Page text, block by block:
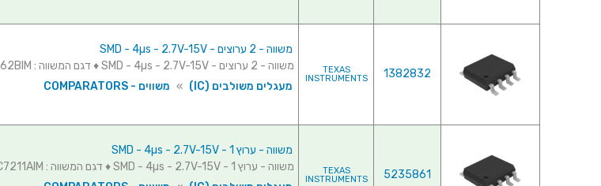
1382832
TEXAS
INSTRUMENTS
משווה - 2 ערוצים - SMD - 4µs - 2.7V-15V
משווה - 2 ערוצים - SMD - 4µs - 2.7V-15V ♦ דגם המשווה : LMC6762BIM♦ ...
מעגלים משולבים (IC)
» משווים - COMPARATORS
5235861
TEXAS
INSTRUMENTS
משווה - ערוץ 1 - SMD - 4µs - 2.7V-15V
משווה - ערוץ 1 - SMD - 4µs - 2.7V-15V ♦ דגם המשווה : LMC7211AIM♦ מב...